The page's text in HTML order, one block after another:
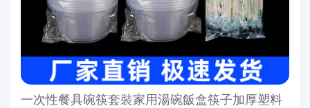
一次性餐具碗筷套裝家用湯碗飯盒筷子加厚塑料